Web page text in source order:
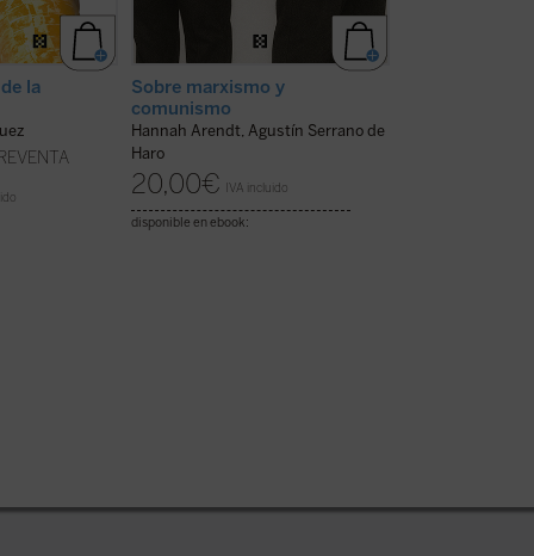
la
Sobre marxismo y
comunismo
Hannah Arendt, Agustín Serrano de
Haro
20,00€ IVA incluido
disponible en ebook: